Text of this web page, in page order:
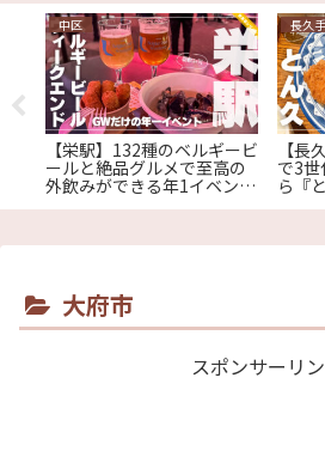
中区
【栄駅】132種のベルギービ
ールと絶品グルメで至高の
外飲みができる年1イベント
長久
【長
で3
ら『
大府市
スポンサーリ